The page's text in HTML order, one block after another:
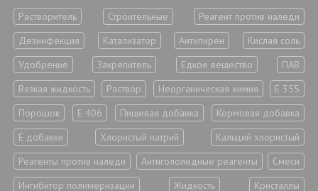
Растворитель Строительные
Реагент против наледи
Дезинфекция
Катализатор Антипирен
Кислая соль
Удобрение
Закрепитель Едкое вещество
ПАВ
Вязкая жидкость
Раствор Неорганическая химия
Е 355
Порошок
Е 406 Пищевая добавка
Кормовая добавка
Е добавки
Хлористый натрий
Кальций хлористый
Реагенты против наледи
Антигололедные реагенты
Смеси
Ингибитор полимеризации
Жидкость
Кристаллы